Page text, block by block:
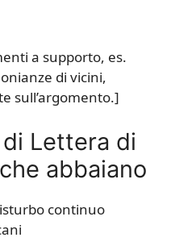
a supporto, es.
di vicini,
sull’argomento.]
Lettera di
abbaiano
continuo